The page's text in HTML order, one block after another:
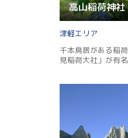
高山稲荷神社
津軽
千本鳥居がある稲
見稲荷大社」が有